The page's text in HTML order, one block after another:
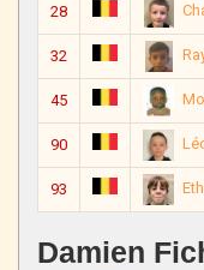
28
32
45
90
93
Damien